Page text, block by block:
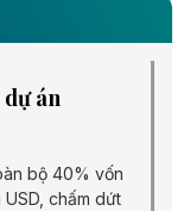
án
bộ 40% vốn
chấm dứt